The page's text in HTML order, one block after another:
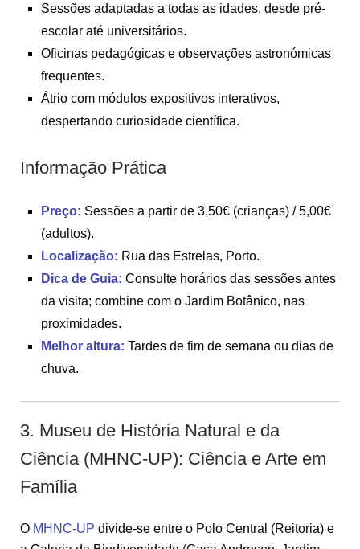
Sessões adaptadas a todas as idades, desde pré-
escolar até universitários.
Oficinas pedagógicas e observações astronómicas
frequentes.
Átrio com módulos expositivos interativos,
despertando curiosidade científica.
Informação Prática
Preço: Sessões a partir de 3,50€ (crianças) / 5,00€
(adultos).
Localização: Rua das Estrelas, Porto.
Dica de Guia: Consulte horários das sessões antes
da visita; combine com o Jardim Botânico, nas
proximidades.
Melhor altura: Tardes de fim de semana ou dias de
chuva.
3. Museu de História Natural e da
Ciência (MHNC-UP): Ciência e Arte em
Família
O MHNC-UP divide-se entre o Polo Central (Reitoria) e